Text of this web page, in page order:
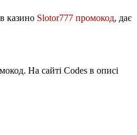
казино Slotor777 промокод, дає
На сайті Codes в описі